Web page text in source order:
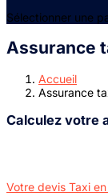
Sélectionner une
Assurance
Accueil
Assurance
Calculez votre
Votre devis Taxi